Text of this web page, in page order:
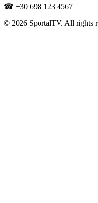
☎ +30 698 123 4567
© 2026 SportalTV. All rights